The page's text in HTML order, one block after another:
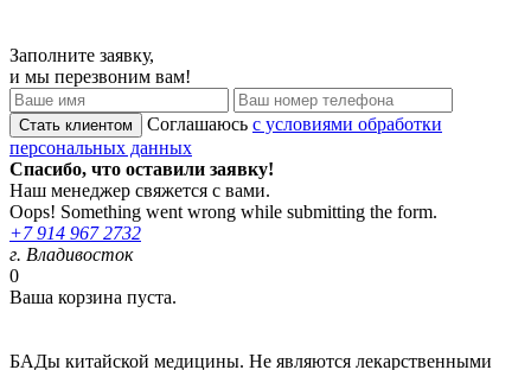
Заполните заявку,
и мы перезвоним вам!
Соглашаюсь с условиями обработки
персональных данных
Спасибо, что оставили заявку!
Наш менеджер свяжется с вами.
Oops! Something went wrong while submitting the form.
+7 914 967 2732
г. Владивосток
0
Ваша корзина пуста.
БАДы китайской медицины. Не являются лекарственными